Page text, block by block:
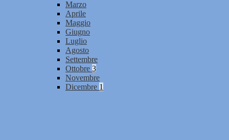
Marzo
Aprile
Maggio
Giugno
Luglio
Agosto
Settembre
Ottobre 3
Novembre
Dicembre 1